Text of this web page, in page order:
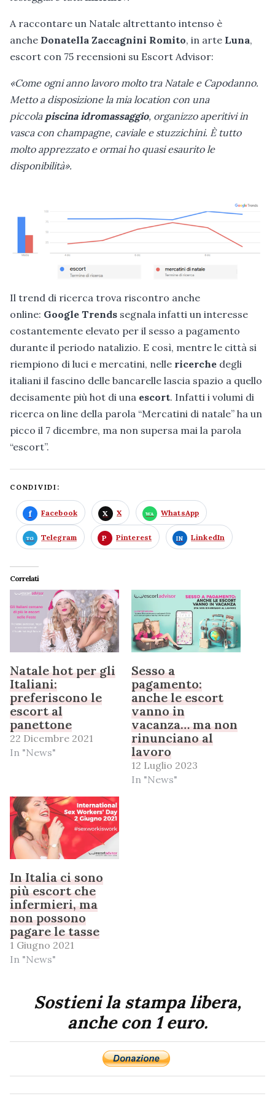
A raccontare un Natale altrettanto intenso è
anche Donatella Zaccagnini Romito, in arte Luna,
escort con 75 recensioni su Escort Advisor:
«Come ogni anno lavoro molto tra Natale e Capodanno.
Metto a disposizione la mia location con una
piccola piscina idromassaggio, organizzo aperitivi in
vasca con champagne, caviale e stuzzichini. È tutto
molto apprezzato e ormai ho quasi esaurito le
disponibilità».
Il trend di ricerca trova riscontro anche
online: Google Trends segnala infatti un interesse
costantemente elevato per il sesso a pagamento
durante il periodo natalizio. E così, mentre le città si
riempiono di luci e mercatini, nelle ricerche degli
italiani il fascino delle bancarelle lascia spazio a quello
decisamente più hot di una escort. Infatti i volumi di
ricerca on line della parola “Mercatini di natale” ha un
picco il 7 dicembre, ma non supersa mai la parola
“escort”.
CONDIVIDI:
Facebook X WhatsApp
Telegram Pinterest LinkedIn
Correlati
Natale hot per gli
Italiani:
preferiscono le
escort al
panettone
22 Dicembre 2021
In "News"
Sesso a
pagamento:
anche le escort
vanno in
vacanza… ma non
rinunciano al
lavoro
12 Luglio 2023
In "News"
In Italia ci sono
più escort che
infermieri, ma
non possono
pagare le tasse
1 Giugno 2021
In "News"
Sostieni la stampa libera,
anche con 1 euro.